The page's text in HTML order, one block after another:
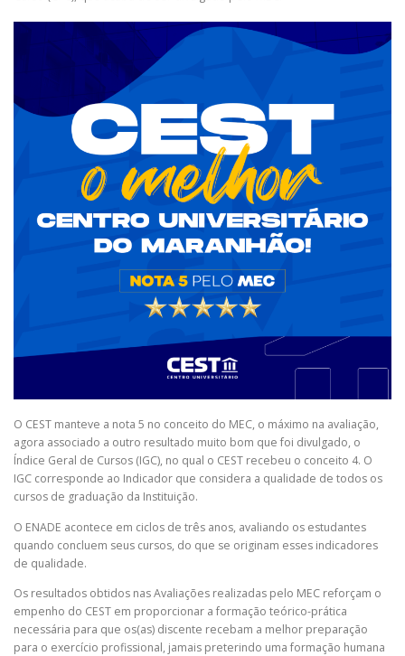
O CEST manteve a nota 5 no conceito do MEC, o máximo na avaliação,
agora associado a outro resultado muito bom que foi divulgado, o
Índice Geral de Cursos (IGC), no qual o CEST recebeu o conceito 4. O
IGC corresponde ao Indicador que considera a qualidade de todos os
cursos de graduação da Instituição.
O ENADE acontece em ciclos de três anos, avaliando os estudantes
quando concluem seus cursos, do que se originam esses indicadores
de qualidade.
Os resultados obtidos nas Avaliações realizadas pelo MEC reforçam o
empenho do CEST em proporcionar a formação teórico-prática
necessária para que os(as) discente recebam a melhor preparação
para o exercício profissional, jamais preterindo uma formação humana